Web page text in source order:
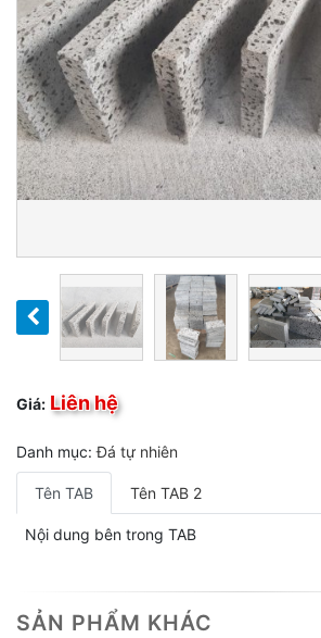
Giá: Liên hệ
Danh mục:Đá tự nhiên
Tên TAB Tên TAB 2
Nội dung bên trong TAB
SẢN PHẨM KHÁC